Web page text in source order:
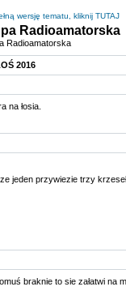
wersję tematu, kliknij TUTAJ
Radioamatorska
Radioamatorska
2016
na łosia.
jeden przywiezie trzy
braknie to sie załatwi na